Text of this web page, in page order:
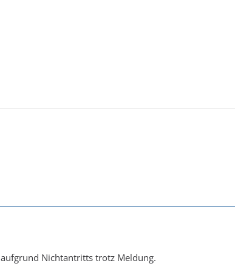
aufgrund Nichtantritts trotz Meldung.